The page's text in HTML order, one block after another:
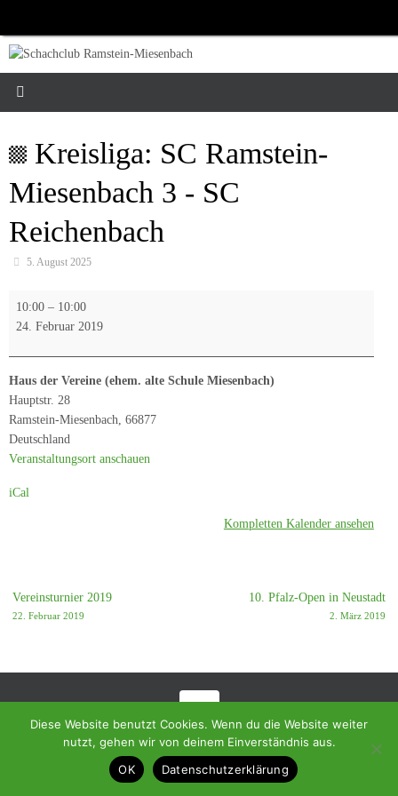
springen
Kreisliga: SC Ramstein-
Miesenbach 3 - SC
Reichenbach
5. August 2025
Kreisliga:
SC
Miesenbach
3
-
SC
Reichenbach
10:00 – 10:00
24. Februar 2019
Haus der Vereine (ehem. alte Schule Miesenbach)
Hauptstr. 28
Ramstein-Miesenbach 66877
Deutschland
Veranstaltungsort anschauen
iCal
Kompletten Kalender ansehen
Vereinsturnier 2019
22. Februar 2019
10. Pfalz-Open in Neustadt
2. März 2019
Präsentiert von Tempera
Diese Website benutzt Cookies. Wenn du die Website weiter
nutzt, gehen wir von deinem Einverständnis aus.
OK
Datenschutzerklärung